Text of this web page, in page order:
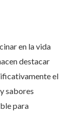
en la vida
destacar
el
sabores
para